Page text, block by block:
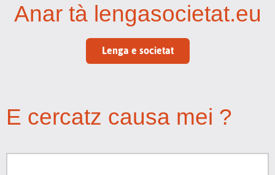
Anar tà lengasocietat.eu
Lenga e societat
E cercatz causa mei ?